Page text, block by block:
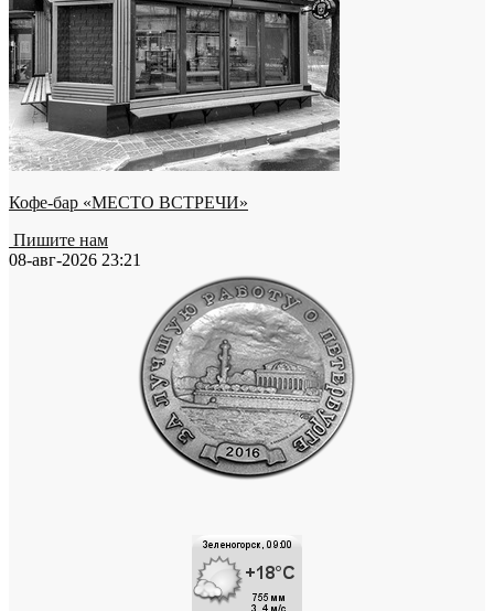
Кофе-бар «МЕСТО ВСТРЕЧИ»
Пишите нам
08-авг-2026 23:21